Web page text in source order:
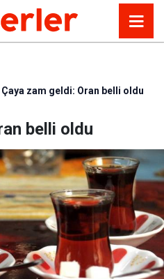
Çaya zam geldi: Oran belli oldu
belli oldu